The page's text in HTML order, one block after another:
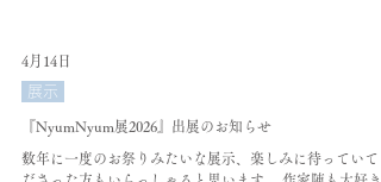
展示
『NyumNyum展2026』出展のお知らせ